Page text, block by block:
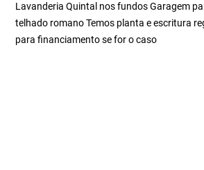
Lavanderia Quintal nos fundos Garagem
telhado romano Temos planta e escritura
para financiamento se for o caso